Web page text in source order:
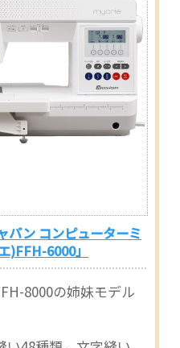
パン コンピューターミ
)FFH-6000」
8000の姉妹モデル